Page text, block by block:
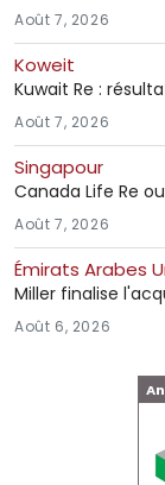
Août 7, 2026
Koweit
Kuwait Re :
Août 7, 2026
Singapour
Canada Life Re
Août 7, 2026
Émirats Arabes
Miller finalise
Août 6, 2026